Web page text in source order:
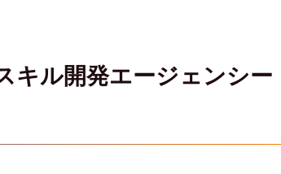
キル開発エージェンシー